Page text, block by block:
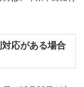
応がある場合